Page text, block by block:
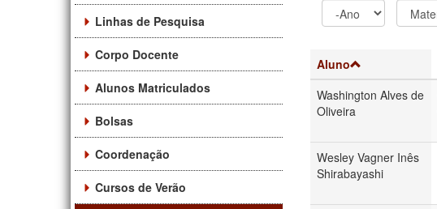
Linhas de Pesquisa
Corpo Docente
Alunos Matriculados
Bolsas
Coordenação
Cursos de Verão
Aluno
Washington Alves de
Oliveira
Wesley Vagner Inês
Shirabayashi